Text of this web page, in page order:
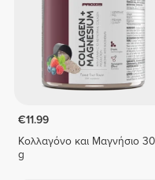
€11.99
Κολλαγόνο και Μαγνήσιο
g